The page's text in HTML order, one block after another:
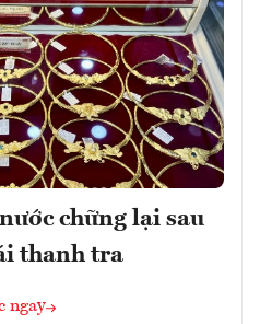
chững lại sau
thanh tra
ngay